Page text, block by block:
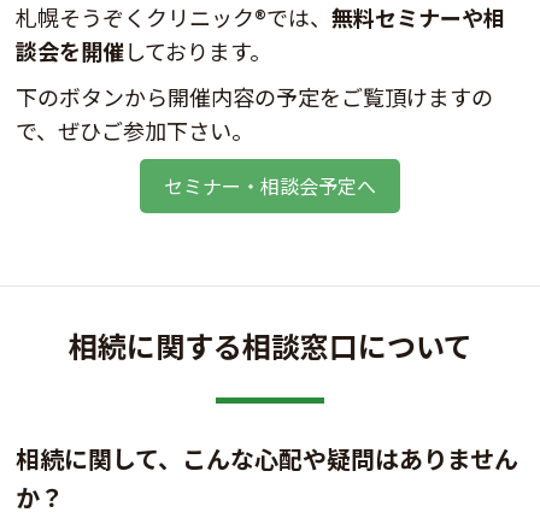
札幌そうぞくクリニック®では、無料セミナーや相
談会を開催しております。
下のボタンから開催内容の予定をご覧頂けますの
で、ぜひご参加下さい。
セミナー・相談会予定へ
相続に関する相談窓口について
相続に関して、こんな心配や疑問はありません
か？